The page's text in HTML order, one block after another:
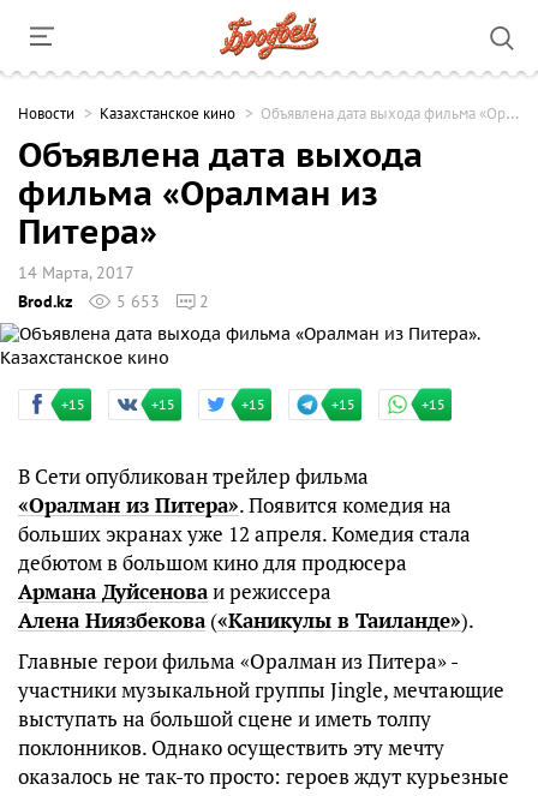
Новости Казахстанское кино Объявлена дата выхода фильма «Оралман из Питера»
Объявлена дата выхода
фильма «Оралман из
Питера»
14 Марта, 2017
Brod.kz
5 653 2
+15 +15 +15 +15 +15
В Сети опубликован трейлер фильма
«Оралман из Питера». Появится комедия на
больших экранах уже 12 апреля. Комедия стала
дебютом в большом кино для продюсера
Армана Дуйсеноваи режиссера
Алена Ниязбекова(«Каникулы в Таиланде»).
Главные герои фильма «Оралман из Питера» -
участники музыкальной группы Jingle, мечтающие
выступать на большой сцене и иметь толпу
поклонников. Однако осуществить эту мечту
оказалось не так-то просто: героев ждут курьезные